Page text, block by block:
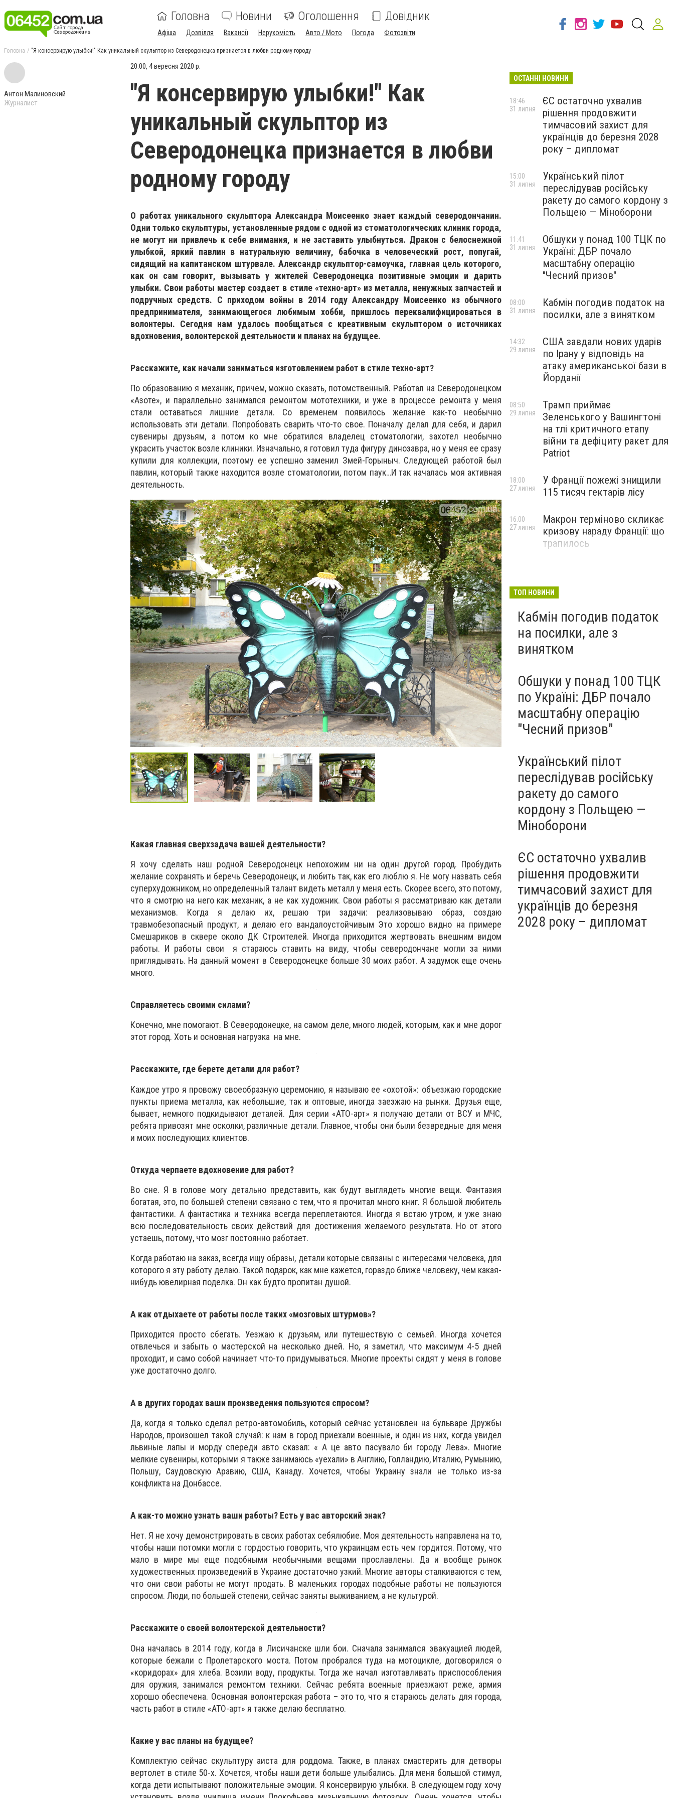
Головна Новини Оголошення Довідник
Афіша Дозвілля Вакансії Нерухомість Авто / Мото Погода Фотозвіти
Головна "Я консервирую улыбки!" Как уникальный скульптор из Северодонецка признается в любви родному городу
Антон Малиновский
Журналист
20:00, 4 вересня 2020 р.
"Я консервирую улыбки!" Как
уникальный скульптор из
Северодонецка признается в любви
родному городу
О работах уникального скульптора Александра Моисеенко знает каждый северодончанин.
Одни только скульптуры, установленные рядом с одной из стоматологических клиник города,
не могут ни привлечь к себе внимания, и не заставить улыбнуться. Дракон с белоснежной
улыбкой, яркий павлин в натуральную величину, бабочка в человеческий рост, попугай,
сидящий на капитанском штурвале. Александр скульптор-самоучка, главная цель которого,
как он сам говорит, вызывать у жителей Северодонецка позитивные эмоции и дарить
улыбки. Свои работы мастер создает в стиле «техно-арт» из металла, ненужных запчастей и
подручных средств. С приходом войны в 2014 году Александру Моисеенко из обычного
предпринимателя, занимающегося любимым хобби, пришлось переквалифицироваться в
волонтеры. Сегодня нам удалось пообщаться с креативным скульптором о источниках
вдохновения, волонтерской деятельности и планах на будущее.
Расскажите, как начали заниматься изготовлением работ в стиле техно-арт?
По образованию я механик, причем, можно сказать, потомственный. Работал на Северодонецком
«Азоте», и параллельно занимался ремонтом мототехники, и уже в процессе ремонта у меня
стали оставаться лишние детали. Со временем появилось желание как-то необычно
использовать эти детали. Попробовать сварить что-то свое. Поначалу делал для себя, и дарил
сувениры друзьям, а потом ко мне обратился владелец стоматологии, захотел необычно
украсить участок возле клиники. Изначально, я готовил туда фигуру динозавра, но у меня ее сразу
купили для коллекции, поэтому ее успешно заменил Змей-Горыныч. Следующей работой был
павлин, который также находится возле стоматологии, потом паук…И так началась моя активная
деятельность.
Какая главная сверхзадача вашей деятельности?
Я хочу сделать наш родной Северодонецк непохожим ни на один другой город. Пробудить
желание сохранять и беречь Северодонецк, и любить так, как его люблю я. Не могу назвать себя
суперхудожником, но определенный талант видеть металл у меня есть. Скорее всего, это потому,
что я смотрю на него как механик, а не как художник. Свои работы я рассматриваю как детали
механизмов. Когда я делаю их, решаю три задачи: реализовываю образ, создаю
травмобезопасный продукт, и делаю его вандалоустойчивым Это хорошо видно на примере
Смешариков в сквере около ДК Строителей. Иногда приходится жертвовать внешним видом
работы. И работы свои я стараюсь ставить на виду, чтобы северодончане могли за ними
приглядывать. На данный момент в Северодонецке больше 30 моих работ. А задумок еще очень
много.
Справляетесь своими силами?
Конечно, мне помогают. В Северодонецке, на самом деле, много людей, которым, как и мне дорог
этот город. Хоть и основная нагрузка на мне.
Расскажите, где берете детали для работ?
Каждое утро я провожу своеобразную церемонию, я называю ее «охотой»: объезжаю городские
пункты приема металла, как небольшие, так и оптовые, иногда заезжаю на рынки. Друзья еще,
бывает, немного подкидывают деталей. Для серии «АТО-арт» я получаю детали от ВСУ и МЧС,
ребята привозят мне осколки, различные детали. Главное, чтобы они были безвредные для меня
и моих последующих клиентов.
Откуда черпаете вдохновение для работ?
Во сне. Я в голове могу детально представить, как будут выглядеть многие вещи. Фантазия
богатая, это, по большей степени связано с тем, что я прочитал много книг. Я большой любитель
фантастики. А фантастика и техника всегда переплетаются. Иногда я встаю утром, и уже знаю
всю последовательность своих действий для достижения желаемого результата. Но от этого
устаешь, потому, что мозг постоянно работает.
Когда работаю на заказ, всегда ищу образы, детали которые связаны с интересами человека, для
которого я эту работу делаю. Такой подарок, как мне кажется, гораздо ближе человеку, чем какая-
нибудь ювелирная поделка. Он как будто пропитан душой.
А как отдыхаете от работы после таких «мозговых штурмов»?
Приходится просто сбегать. Уезжаю к друзьям, или путешествую с семьей. Иногда хочется
отвлечься и забыть о мастерской на несколько дней. Но, я заметил, что максимум 4-5 дней
проходит, и само собой начинает что-то придумываться. Многие проекты сидят у меня в голове
уже достаточно долго.
А в других городах ваши произведения пользуются спросом?
Да, когда я только сделал ретро-автомобиль, который сейчас установлен на бульваре Дружбы
Народов, произошел такой случай: к нам в город приехали военные, и один из них, когда увидел
львиные лапы и морду спереди авто сказал: « А це авто пасувало би городу Лева». Многие
мелкие сувениры, которыми я также занимаюсь «уехали» в Англию, Голландию, Италию, Румынию,
Польшу, Саудовскую Аравию, США, Канаду. Хочется, чтобы Украину знали не только из-за
конфликта на Донбассе.
А как-то можно узнать ваши работы? Есть у вас авторский знак?
Нет. Я не хочу демонстрировать в своих работах себялюбие. Моя деятельность направлена на то,
чтобы наши потомки могли с гордостью говорить, что украинцам есть чем гордится. Потому, что
мало в мире мы еще подобными необычными вещами прославлены. Да и вообще рынок
художественных произведений в Украине достаточно узкий. Многие авторы сталкиваются с тем,
что они свои работы не могут продать. В маленьких городах подобные работы не пользуются
спросом. Люди, по большей степени, сейчас заняты выживанием, а не культурой.
Расскажите о своей волонтерской деятельности?
Она началась в 2014 году, когда в Лисичанске шли бои. Сначала занимался эвакуацией людей,
которые бежали с Пролетарского моста. Потом пробрался туда на мотоцикле, договорился о
«коридорах» для хлеба. Возили воду, продукты. Тогда же начал изготавливать приспособления
для оружия, занимался ремонтом техники. Сейчас ребята военные приезжают реже, армия
хорошо обеспечена. Основная волонтерская работа – это то, что я стараюсь делать для города,
часть работ в стиле «АТО-арт» я также делаю бесплатно.
Какие у вас планы на будущее?
Комплектую сейчас скульптуру аиста для роддома. Также, в планах смастерить для детворы
вертолет в стиле 50-х. Хочется, чтобы наши дети больше улыбались. Для меня большой стимул,
когда дети испытывают положительные эмоции. Я консервирую улыбки. В следующем году хочу
ОСТАННІ НОВИНИ
ЄС остаточно ухвалив
рішення продовжити
тимчасовий захист для
українців до березня 2028
року – дипломат
18:46
31 липня
Український пілот
переслідував російську
ракету до самого кордону з
Польщею — Міноборони
15:00
31 липня
Обшуки у понад 100 ТЦК по
Україні: ДБР почало
масштабну операцію
"Чесний призов"
11:41
31 липня
Кабмін погодив податок на
посилки, але з винятком
08:00
31 липня
США завдали нових ударів
по Ірану у відповідь на
атаку американської бази в
Йорданії
14:32
29 липня
Трамп приймає
Зеленського у Вашингтоні
на тлі критичного етапу
війни та дефіциту ракет для
Patriot
08:50
29 липня
У Франції пожежі знищили
115 тисяч гектарів лісу
18:00
27 липня
Макрон терміново скликає
кризову нараду Франції: що
трапилось
16:00
27 липня
ТОП НОВИНИ
Кабмін погодив податок
на посилки, але з
винятком
Обшуки у понад 100 ТЦК
по Україні: ДБР почало
масштабну операцію
"Чесний призов"
Український пілот
переслідував російську
ракету до самого
кордону з Польщею —
Міноборони
ЄС остаточно ухвалив
рішення продовжити
тимчасовий захист для
українців до березня
2028 року – дипломат